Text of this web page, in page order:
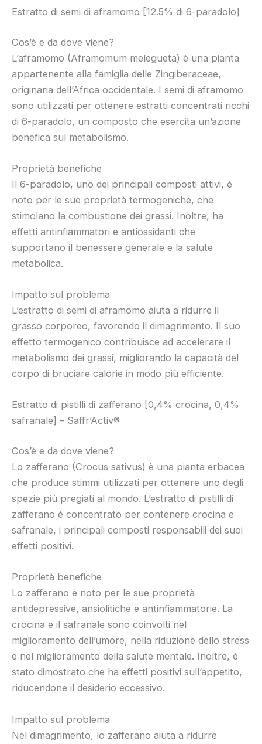
Estratto di semi di aframomo [12.5% di 6-paradolo]
Cos’è e da dove viene?
L’aframomo (Aframomum melegueta) è una pianta
appartenente alla famiglia delle Zingiberaceae,
originaria dell’Africa occidentale. I semi di aframomo
sono utilizzati per ottenere estratti concentrati ricchi
di 6-paradolo, un composto che esercita un’azione
benefica sul metabolismo.
Proprietà benefiche
Il 6-paradolo, uno dei principali composti attivi, è
noto per le sue proprietà termogeniche, che
stimolano la combustione dei grassi. Inoltre, ha
effetti antinfiammatori e antiossidanti che
supportano il benessere generale e la salute
metabolica.
Impatto sul problema
L’estratto di semi di aframomo aiuta a ridurre il
grasso corporeo, favorendo il dimagrimento. Il suo
effetto termogenico contribuisce ad accelerare il
metabolismo dei grassi, migliorando la capacità del
corpo di bruciare calorie in modo più efficiente.
Estratto di pistilli di zafferano [0,4% crocina, 0,4%
safranale] – Saffr’Activ®
Cos’è e da dove viene?
Lo zafferano (Crocus sativus) è una pianta erbacea
che produce stimmi utilizzati per ottenere uno degli
spezie più pregiati al mondo. L’estratto di pistilli di
zafferano è concentrato per contenere crocina e
safranale, i principali composti responsabili dei suoi
effetti positivi.
Proprietà benefiche
Lo zafferano è noto per le sue proprietà
antidepressive, ansiolitiche e antinfiammatorie. La
crocina e il safranale sono coinvolti nel
miglioramento dell’umore, nella riduzione dello stress
e nel miglioramento della salute mentale. Inoltre, è
stato dimostrato che ha effetti positivi sull’appetito,
riducendone il desiderio eccessivo.
Impatto sul problema
Nel dimagrimento, lo zafferano aiuta a ridurre